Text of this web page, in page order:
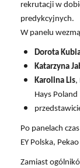
rekrutacji w
predykcyjnych.
W panelu
Dorota
Katarzyna
Karolina Lis,
Hays Poland
Po panelach
EY Polska,
Zamiast